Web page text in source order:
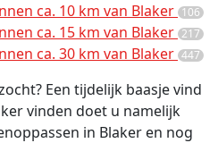
ca. 10 km van Blaker 106
ca. 15 km van Blaker 217
ca. 30 km van Blaker 447
Een tijdelijk baasje vind
vinden doet u namelijk
in Blaker en nog